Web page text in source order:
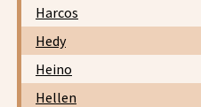
Harcos
Hedy
Heino
Hellen